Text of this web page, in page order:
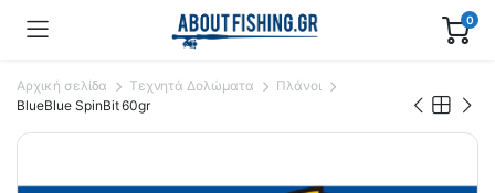
0
Αρχική σελίδα Τεχνητά Δολώματα
Πλάνοι
BlueBlue SpinBit 60gr